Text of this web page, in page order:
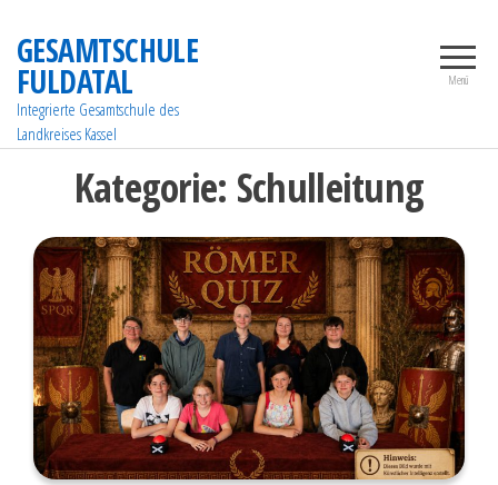
Inhalt
springen
GESAMTSCHULE
FULDATAL
Integrierte Gesamtschule des
Landkreises Kassel
Menü
Kategorie: Schulleitung